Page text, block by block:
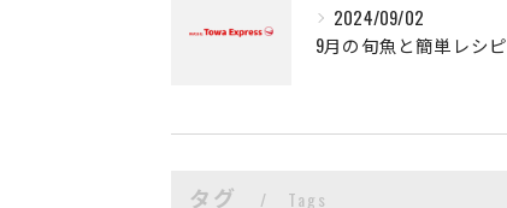
2024/09/02
9月の旬魚と簡単レシピ
タグ Tags